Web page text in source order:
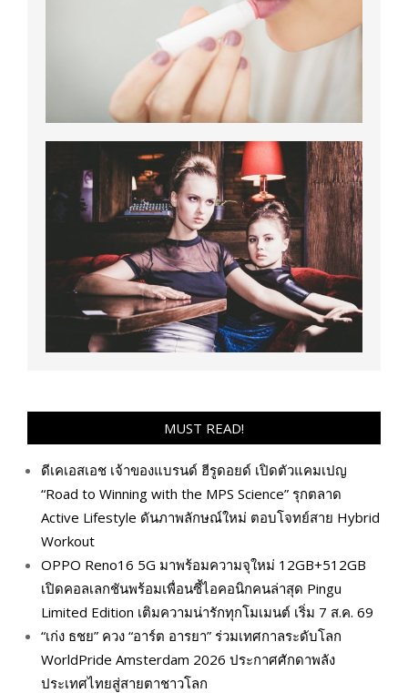
MUST READ!
ดีเคเอสเอช เจ้าของแบรนด์ ฮีรูดอยด์ เปิดตัวแคมเปญ
“Road to Winning with the MPS Science” รุกตลาด
Active Lifestyle ดันภาพลักษณ์ใหม่ ตอบโจทย์สาย Hybrid
Workout
OPPO Reno16 5G มาพร้อมความจุใหม่ 12GB+512GB
เปิดคอลเลกชันพร้อมเพื่อนซี้ไอคอนิกคนล่าสุด Pingu
Limited Edition เติมความน่ารักทุกโมเมนต์ เริ่ม 7 ส.ค. 69
“เก่ง ธชย” ควง “อาร์ต อารยา” ร่วมเทศกาลระดับโลก
WorldPride Amsterdam 2026 ประกาศศักดาพลัง
ประเทศไทยสู่สายตาชาวโลก